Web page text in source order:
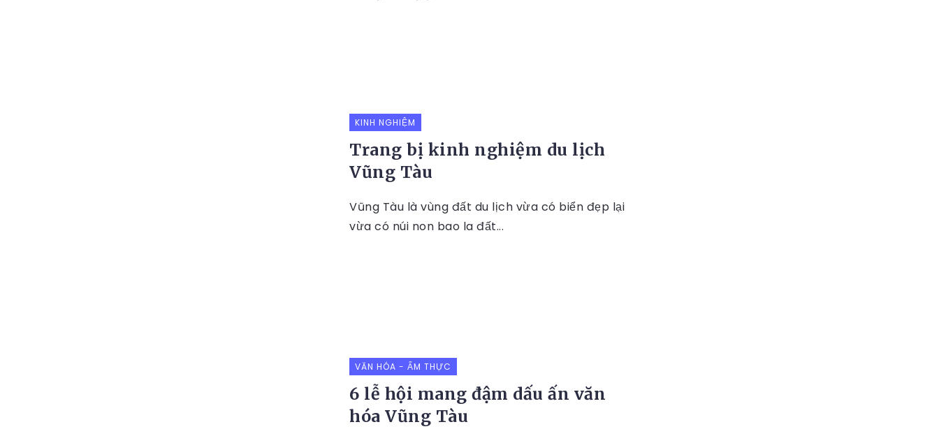
KINH NGHIỆM
Trang bị kinh nghiệm du lịch
Vũng Tàu
Vũng Tàu là vùng đất du lịch vừa có biển đẹp lại
vừa có núi non bao la đất...
VĂN HÓA - ẨM THỰC
6 lễ hội mang đậm dấu ấn văn
hóa Vũng Tàu